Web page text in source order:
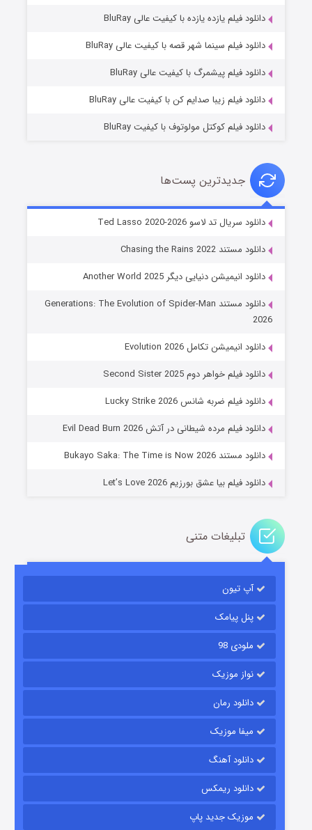
خاندان اژدها فصل ۳
جادوگری در مغولستان
باب اسفنجی فصل ۱۷
قسمت۶ (زیرنویس) منتشر شد
قسمت۱۵ (دوبله) منتشر شد
دانلود فیلم یازده یازده با کیفیت عالی BluRay
دانلود فیلم سینما شهر قصه با کیفیت عالی BluRay
دانلود فیلم پیشمرگ با کیفیت عالی BluRay
دانلود فیلم زیبا صدایم کن با کیفیت عالی BluRay
دانلود فیلم کوکتل مولوتوف با کیفیت BluRay
جدیدترین پست‌ها
دانلود سریال تد لاسو Ted Lasso 2020-2026
دانلود مستند Chasing the Rains 2022
دانلود انیمیشن دنیایی دیگر Another World 2025
دانلود مستند Generations: The Evolution of Spider-Man
2026
دانلود انیمیشن تکامل Evolution 2026
دانلود فیلم خواهر دوم Second Sister 2025
دانلود فیلم ضربه شانس Lucky Strike 2026
دانلود فیلم مرده شیطانی در آتش Evil Dead Burn 2026
دانلود مستند Bukayo Saka: The Time is Now 2026
دانلود فیلم بیا عشق بورزیم Let’s Love 2026
تبلیغات متنی
آپ تیون
پنل پیامک
ملودی 98
نواز موزیک
دانلود رمان
میفا موزیک
دانلود آهنگ
دانلود ریمکس
موزیک جدید پاپ